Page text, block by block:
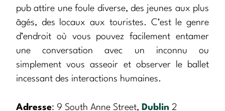
pub attire une foule diverse, des jeunes aux plus
âgés, des locaux aux touristes. C’est le genre
d’endroit où vous pouvez facilement entamer
une conversation avec un inconnu ou
simplement vous asseoir et observer le ballet
incessant des interactions humaines.
Adresse: 9 South Anne Street, Dublin 2